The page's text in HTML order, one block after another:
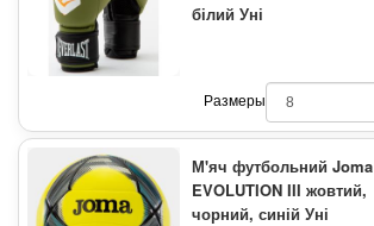
білий Уні
Размеры
М'яч футбольний Joma
EVOLUTION III жовтий,
чорний, синій Уні